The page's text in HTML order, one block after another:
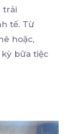
trải
tế. Từ
hoặc,
bữa tiệc